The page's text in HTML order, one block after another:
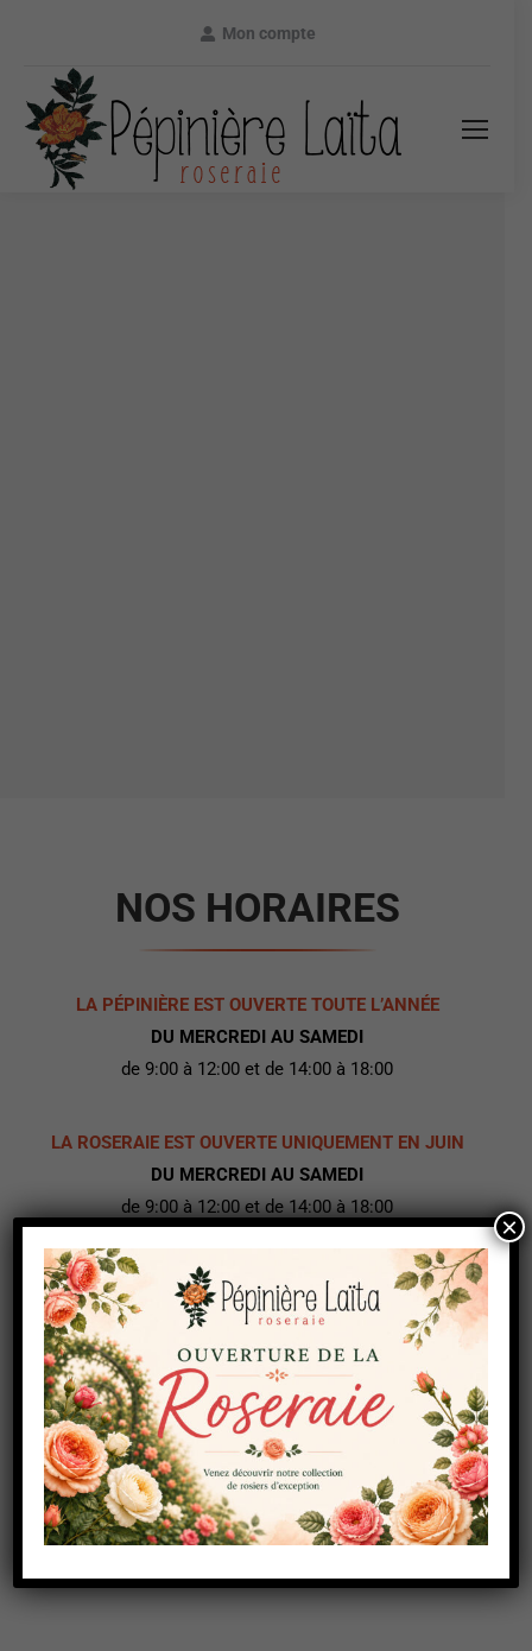
Mon compte
NOS HORAIRES
LA PÉPINIÈRE EST OUVERTE TOUTE L’ANNÉE
DU MERCREDI AU SAMEDI
de 9:00 à 12:00 et de 14:00 à 18:00
LA ROSERAIE EST OUVERTE UNIQUEMENT EN JUIN
DU MERCREDI AU SAMEDI
de 9:00 à 12:00 et de 14:00 à 18:00
COORDONNÉES
Route de Lorient, 29360 Clohars-Carnoët
+33 (0)2 98 09 58 94
pepinierelaita@orange.fr
×